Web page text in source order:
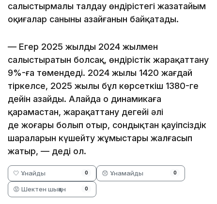
салыстырмалы талдау өндірістегі жазатайым
оқиғалар санының азайғанын байқатады.
— Егер 2025 жылды 2024 жылмен
салыстыратын болсақ, өндірістік жарақаттану
9%-ға төмендеді. 2024 жылы 1420 жағдай
тіркелсе, 2025 жылы бұл көрсеткіш 1380-ге
дейін азайды. Алайда оң динамикаға
қарамастан, жарақаттану деңгейі әлі
де жоғары болып отыр, сондықтан қауіпсіздік
шараларын күшейту жұмыстары жалғасып
жатыр, — деді ол.
🤍 Ұнайды 0 😞 Ұнамайды 0
😡 Шектен шыққан 0